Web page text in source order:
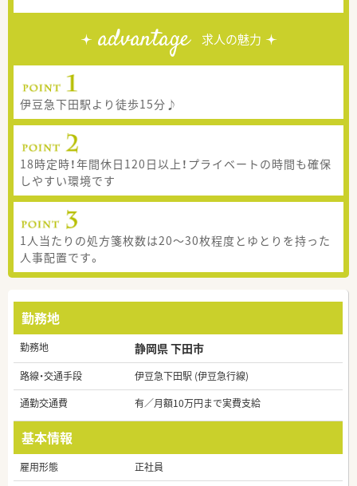
advantage 求人の魅力
伊豆急下田駅より徒歩15分♪
18時定時！年間休日120日以上！プライベートの時間も確保
しやすい環境です
1人当たりの処方箋枚数は20～30枚程度とゆとりを持った
人事配置です。
勤務地
勤務地 静岡県 下田市
路線・交通手段
伊豆急下田駅 (伊豆急行線)
通勤交通費
有／月額10万円まで実費支給
基本情報
雇用形態
正社員